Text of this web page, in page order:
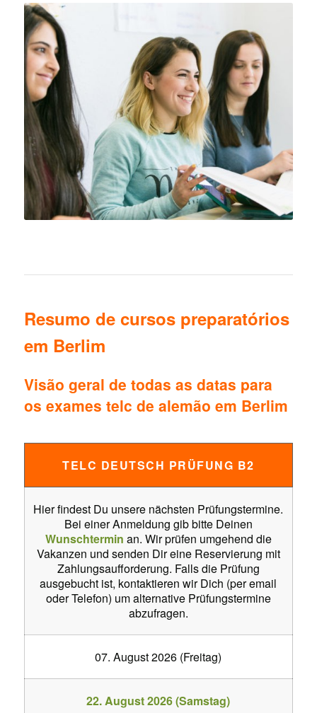
Resumo de cursos preparatórios
em Berlim
Visão geral de todas as datas para
os exames telc de alemão em Berlim
TELC DEUTSCH PRÜFUNG B2
Hier findest Du unsere nächsten Prüfungstermine.
Bei einer Anmeldung gib bitte Deinen
Wunschtermin an. Wir prüfen umgehend die
Vakanzen und senden Dir eine Reservierung mit
Zahlungsaufforderung. Falls die Prüfung
ausgebucht ist, kontaktieren wir Dich (per email
oder Telefon) um alternative Prüfungstermine
abzufragen.
07. August 2026 (Freitag)
22. August 2026 (Samstag)